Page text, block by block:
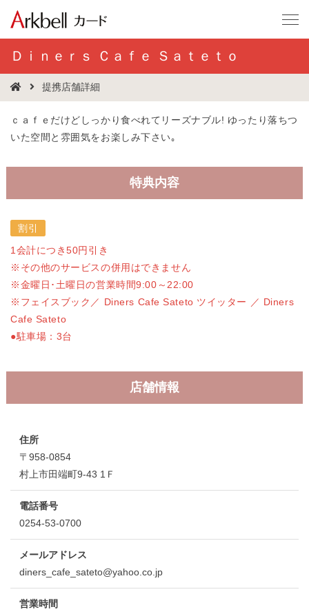
Ｄｉｎｅｒｓ Ｃａｆｅ Ｓａｔｅｔｏ
提携店舗詳細
ｃａｆｅだけどしっかり食べれてリーズナブル! ゆったり落ちつ
いた空間と雰囲気をお楽しみ下さい｡
特典内容
割引
1会計につき50円引き
※その他のサービスの併用はできません
※金曜日･土曜日の営業時間9:00～22:00
※フェイスブック／ Diners Cafe Sateto ツイッター ／ Diners
Cafe Sateto
●駐車場：3台
店舗情報
住所
〒958-0854
村上市田端町9-43 1Ｆ
電話番号
0254-53-0700
メールアドレス
diners_cafe_sateto@yahoo.co.jp
営業時間